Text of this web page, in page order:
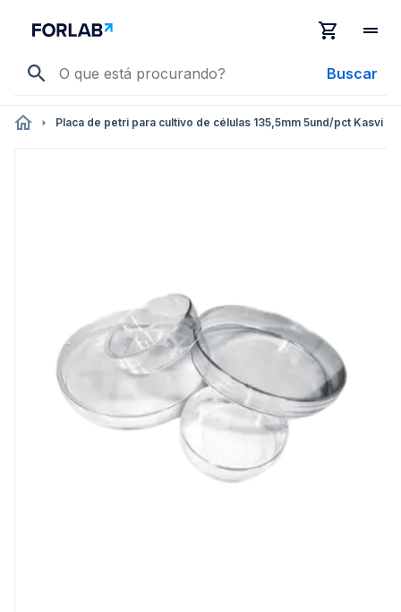
Buscar
Placa de petri para cultivo de células 135,5mm 5und/pct Kasvi